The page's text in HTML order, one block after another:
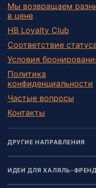
Мы возвращаем
в цене
HB Loyalty Club
Соответствие
Условия
Политика
конфиденциальности
Частые вопросы
Контакты
ДРУГИЕ НАПРАВЛЕНИЯ
ИДЕИ ДЛЯ ХАЛЯЛЬ-